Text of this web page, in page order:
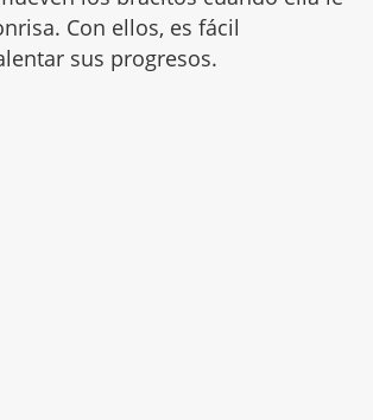
Con ellos, es fácil
sus progresos.